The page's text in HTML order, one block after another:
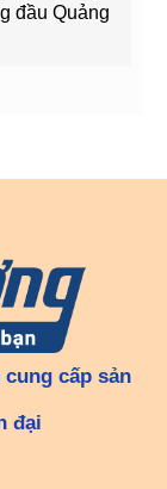
đầu Quảng
cấp sản
đại